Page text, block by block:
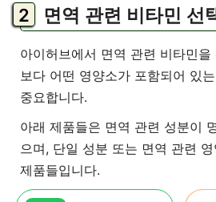
면역 관련 비타민 선
아이허브에서 면역 관련 비타민
보다 어떤 영양소가 포함되어 있
중요합니다.
아래 제품들은 면역 관련 성분이
으며, 단일 성분 또는 면역 관련
제품들입니다.